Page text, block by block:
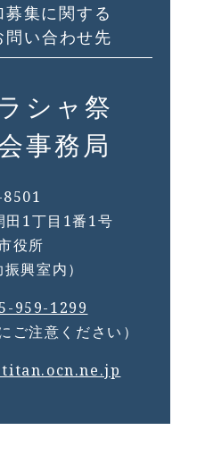
集に関する
い合わせ先
シャ祭
事務局
田1丁目1番1号
役所
興室内）
959-1299
ご注意ください）